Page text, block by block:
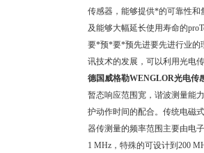
传感器，能够提供*的可靠性
及能够大幅延长使用寿命的
要*预*要*预先进要先进行业的
讯技术的发展，可以利用光电
德国威格勒WENGLOR光电传
暂态响应范围宽，谐波测量能
护动作时间的配合。传统电磁
器传测量的频率范围主要由电
1 MHz，特殊的可设计到200